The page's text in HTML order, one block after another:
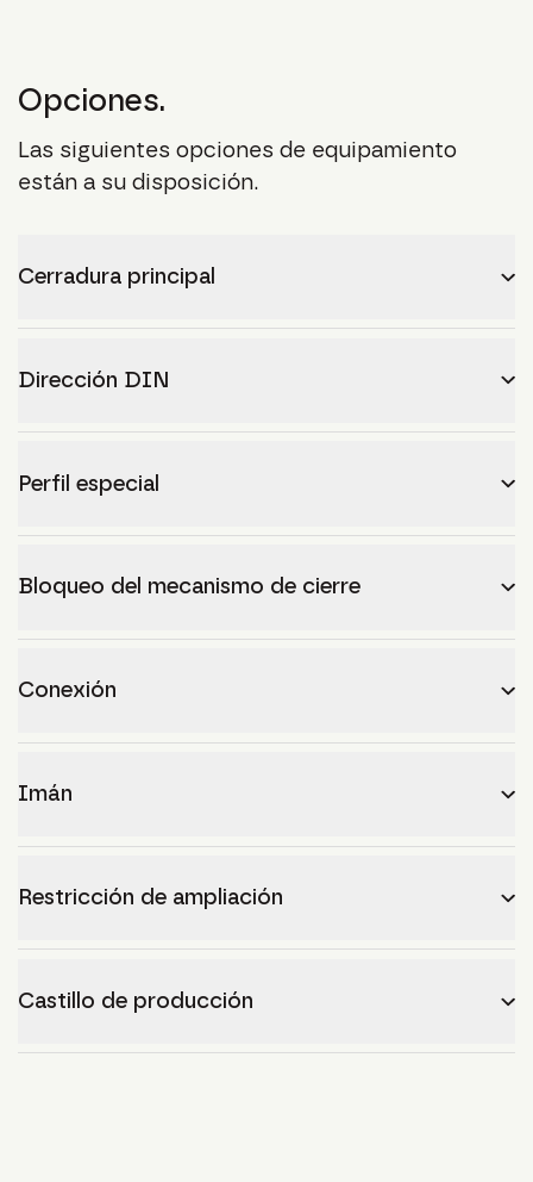
Opciones.
Las siguientes opciones de equipamiento
están a su disposición.
Cerradura principal
Dirección DIN
Perfil especial
Bloqueo del mecanismo de cierre
Conexión
Imán
Restricción de ampliación
Castillo de producción